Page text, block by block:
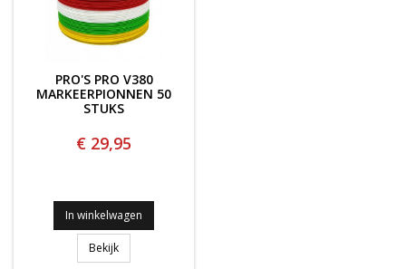
PRO'S PRO V380
MARKEERPIONNEN 50
STUKS
€ 29,95
In winkelwagen
BekijkPRO'S PRO V380 Markeerpionnen 50 STUKS